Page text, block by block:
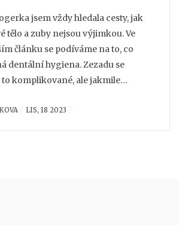
jsem vždy hledala cesty, jak
tělo a zuby nejsou výjimkou. Ve
článku se podíváme na to, co
dentální hygiena. Zezadu se
to komplikované, ale jakmile
vše od správného čištění
LIS, 18 2023